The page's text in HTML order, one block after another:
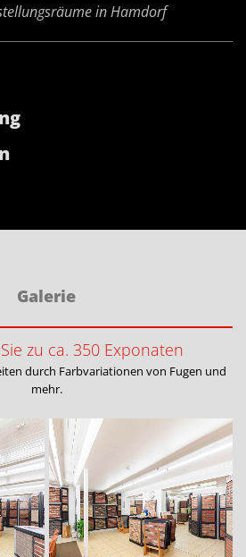
in Hamdorf
Galerie
zu ca. 350 Exponaten
durch Farbvariationen von Fugen und
mehr.